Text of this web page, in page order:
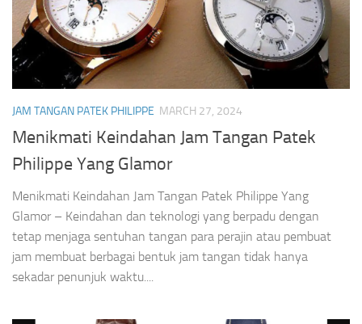
JAM TANGAN PATEK PHILIPPE MARCH 27, 2024
Menikmati Keindahan Jam Tangan Patek
Philippe Yang Glamor
Menikmati Keindahan Jam Tangan Patek Philippe Yang
Glamor – Keindahan dan teknologi yang berpadu dengan
tetap menjaga sentuhan tangan para perajin atau pembuat
jam membuat berbagai bentuk jam tangan tidak hanya
sekadar penunjuk waktu....